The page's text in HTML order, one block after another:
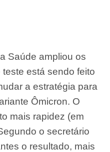
Saúde ampliou os
está sendo feito
a estratégia para
Ômicron. O
mais rapidez (em
o secretário
o resultado, mais